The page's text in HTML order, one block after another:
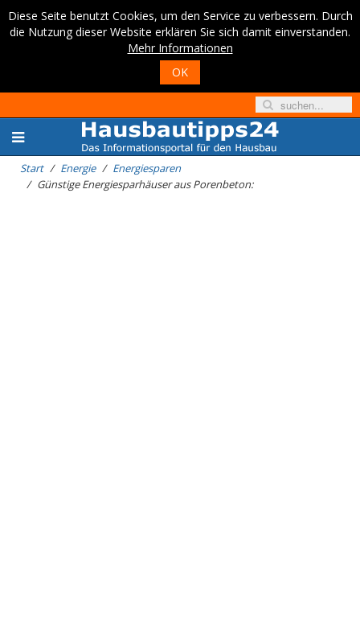
Diese Seite benutzt Cookies, um den Service zu verbessern. Durch
die Nutzung dieser Website erklären Sie sich damit einverstanden.
Mehr Informationen
OK
Start Energie
Energiesparen
Günstige Energiesparhäuser aus Porenbeton: